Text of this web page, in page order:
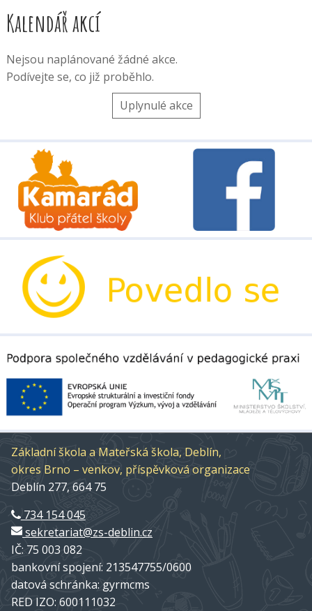
Kalendář akcí
Nejsou naplánované žádné akce.
Podívejte se, co již proběhlo.
Uplynulé akce
Základní škola a Mateřská škola, Deblín,
okres Brno – venkov, příspěvková organizace
Deblín 277, 664 75
734 154 045
sekretariat@zs-deblin.cz
IČ: 75 003 082
bankovní spojení: 213547755/0600
datová schránka: gyrmcms
RED IZO: 600111032